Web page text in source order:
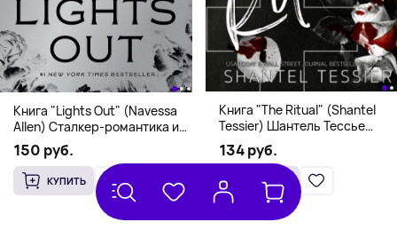
Книга "Lights Out" (Navessa
Allen) Сталкер-романтика и
человек в маске (18+)
150 руб.
КУПИТЬ
Книга "The Ritual" (Shantel
Tessier) Шантель Тессье
Экстремальный дарк-
романс бестселлер (18+)
134 руб.
КУПИТЬ